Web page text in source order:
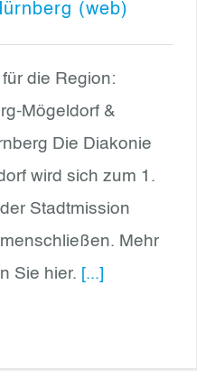
(web)
die Region:
Mögeldorf &
Die Diakonie
wird sich zum 1.
Stadtmission
Mehr
Sie hier. [...]